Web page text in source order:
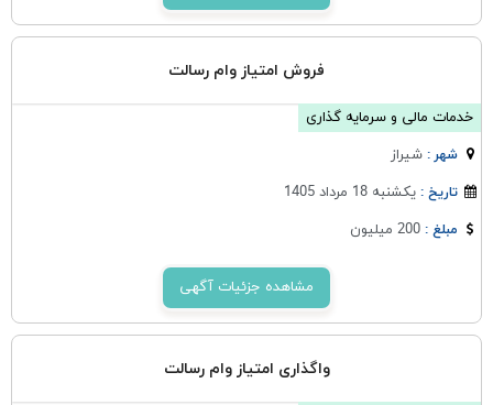
فروش امتیاز وام رسالت
خدمات مالی و سرمایه گذاری
شهر :شيراز
تاریخ :یکشنبه 18 مرداد 1405
مبلغ :200 میلیون
مشاهده جزئیات آگهی
واگذاری امتیاز وام رسالت